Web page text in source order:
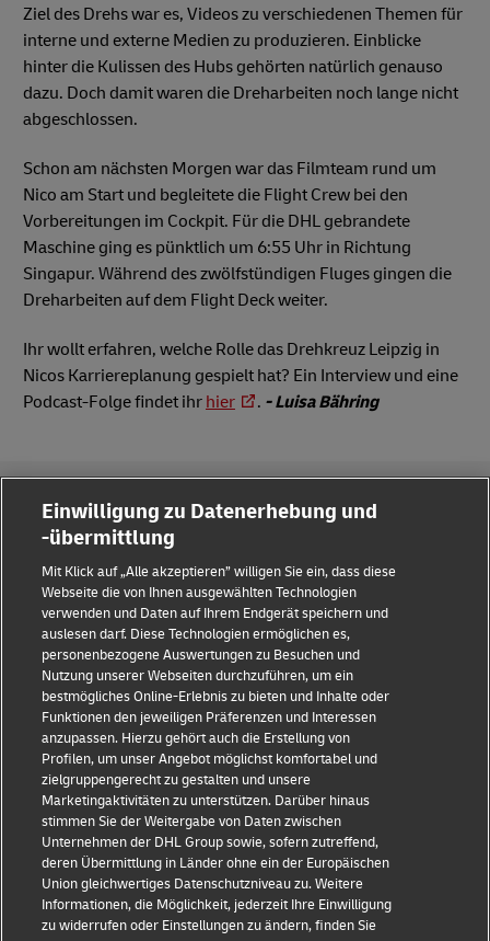
Ziel des Drehs war es, Videos zu verschiedenen Themen für
interne und externe Medien zu produzieren. Einblicke
hinter die Kulissen des Hubs gehörten natürlich genauso
dazu. Doch damit waren die Dreharbeiten noch lange nicht
abgeschlossen.
Schon am nächsten Morgen war das Filmteam rund um
Nico am Start und begleitete die Flight Crew bei den
Vorbereitungen im Cockpit. Für die DHL gebrandete
Maschine ging es pünktlich um 6:55 Uhr in Richtung
Singapur. Während des zwölfstündigen Fluges gingen die
Dreharbeiten auf dem Flight Deck weiter.
Ihr wollt erfahren, welche Rolle das Drehkreuz Leipzig in
Nicos Karriereplanung gespielt hat? Ein Interview und eine
Podcast-Folge findet ihr hier . - Luisa Bähring
Betrugserkennung Rechtliche Hinweise
Nutzungsbedingungen Datenschutzhinweis
Streitbeilegung Barrierefreiheit
Weitere Informationen
Folge uns
Einwilligung zu Datenerhebung und
-übermittlung
Mit Klick auf „Alle akzeptieren” willigen Sie ein, dass diese
Webseite die von Ihnen ausgewählten Technologien
verwenden und Daten auf Ihrem Endgerät speichern und
auslesen darf. Diese Technologien ermöglichen es,
personenbezogene Auswertungen zu Besuchen und
Nutzung unserer Webseiten durchzuführen, um ein
bestmögliches Online-Erlebnis zu bieten und Inhalte oder
Funktionen den jeweiligen Präferenzen und Interessen
anzupassen. Hierzu gehört auch die Erstellung von
Profilen, um unser Angebot möglichst komfortabel und
zielgruppengerecht zu gestalten und unsere
Marketingaktivitäten zu unterstützen. Darüber hinaus
stimmen Sie der Weitergabe von Daten zwischen
Unternehmen der DHL Group sowie, sofern zutreffend,
deren Übermittlung in Länder ohne ein der Europäischen
Union gleichwertiges Datenschutzniveau zu. Weitere
Informationen, die Möglichkeit, jederzeit Ihre Einwilligung
zu widerrufen oder Einstellungen zu ändern, finden Sie